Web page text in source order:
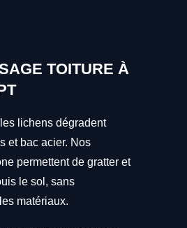
TOITURE À
lichens dégradent
et bac acier. Nos
permettent de gratter et
le sol, sans
matériaux.